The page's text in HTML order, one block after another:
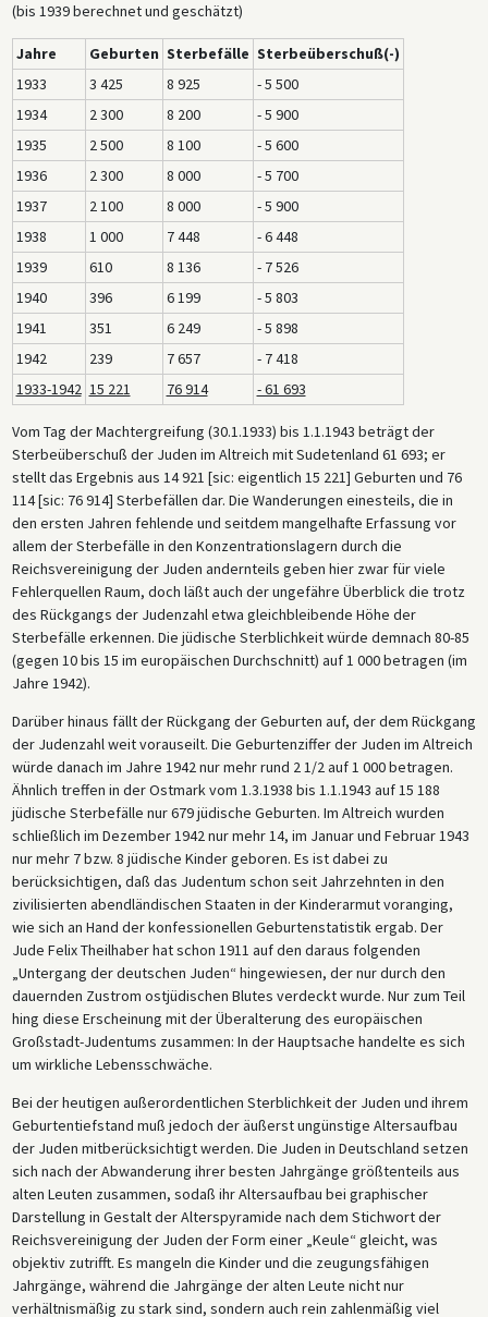
(bis 1939 berechnet und geschätzt)
Jahre Geburten Sterbefälle Sterbeüberschuß(-)
1933
3 425 8 925
- 5 500
1934
2 300 8 200
- 5 900
1935
2 500 8 100
- 5 600
1936
2 300 8 000
- 5 700
1937
2 100 8 000
- 5 900
1938
1 000 7 448
- 6 448
1939
610 8 136
- 7 526
1940
396 6 199
- 5 803
1941
351 6 249
- 5 898
1942
239 7 657
- 7 418
1933-1942 15 221 76 914 - 61 693
Vom Tag der Machtergreifung (30.1.1933) bis 1.1.1943 beträgt der
Sterbeüberschuß der Juden im Altreich mit Sudetenland 61 693; er
stellt das Ergebnis aus 14 921 [sic: eigentlich 15 221] Geburten und 76
114 [sic: 76 914] Sterbefällen dar. Die Wanderungen einesteils, die in
den ersten Jahren fehlende und seitdem mangelhafte Erfassung vor
allem der Sterbefälle in den Konzentrationslagern durch die
Reichsvereinigung der Juden andernteils geben hier zwar für viele
Fehlerquellen Raum, doch läßt auch der ungefähre Überblick die trotz
des Rückgangs der Judenzahl etwa gleichbleibende Höhe der
Sterbefälle erkennen. Die jüdische Sterblichkeit würde demnach 80-85
(gegen 10 bis 15 im europäischen Durchschnitt) auf 1 000 betragen (im
Jahre 1942).
Darüber hinaus fällt der Rückgang der Geburten auf, der dem Rückgang
der Judenzahl weit vorauseilt. Die Geburtenziffer der Juden im Altreich
würde danach im Jahre 1942 nur mehr rund 2 1/2 auf 1 000 betragen.
Ähnlich treffen in der Ostmark vom 1.3.1938 bis 1.1.1943 auf 15 188
jüdische Sterbefälle nur 679 jüdische Geburten. Im Altreich wurden
schließlich im Dezember 1942 nur mehr 14, im Januar und Februar 1943
nur mehr 7 bzw. 8 jüdische Kinder geboren. Es ist dabei zu
berücksichtigen, daß das Judentum schon seit Jahrzehnten in den
zivilisierten abendländischen Staaten in der Kinderarmut voranging,
wie sich an Hand der konfessionellen Geburtenstatistik ergab. Der
Jude Felix Theilhaber hat schon 1911 auf den daraus folgenden
„Untergang der deutschen Juden“ hingewiesen, der nur durch den
dauernden Zustrom ostjüdischen Blutes verdeckt wurde. Nur zum Teil
hing diese Erscheinung mit der Überalterung des europäischen
Großstadt-Judentums zusammen: In der Hauptsache handelte es sich
um wirkliche Lebensschwäche.
Bei der heutigen außerordentlichen Sterblichkeit der Juden und ihrem
Geburtentiefstand muß jedoch der äußerst ungünstige Altersaufbau
der Juden mitberücksichtigt werden. Die Juden in Deutschland setzen
sich nach der Abwanderung ihrer besten Jahrgänge größtenteils aus
alten Leuten zusammen, sodaß ihr Altersaufbau bei graphischer
Darstellung in Gestalt der Alterspyramide nach dem Stichwort der
Reichsvereinigung der Juden der Form einer „Keule“ gleicht, was
objektiv zutrifft. Es mangeln die Kinder und die zeugungsfähigen
Jahrgänge, während die Jahrgänge der alten Leute nicht nur
verhältnismäßig zu stark sind, sondern auch rein zahlenmäßig viel